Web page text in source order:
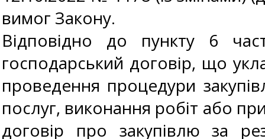
вимог Закону.
Відповідно до пункту 6
господарський договір, що
проведення процедури
послуг, виконання робіт або
договір про закупівлю за